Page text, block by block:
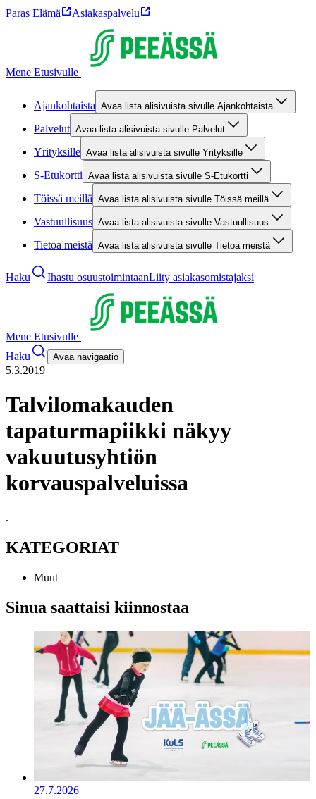
Paras Elämä Asiakaspalvelu
Mene Etusivulle
Ajankohtaista Avaa lista alisivuista sivulle Ajankohtaista
Palvelut Avaa lista alisivuista sivulle Palvelut
Yrityksille Avaa lista alisivuista sivulle Yrityksille
S-Etukortti Avaa lista alisivuista sivulle S-Etukortti
Töissä meillä Avaa lista alisivuista sivulle Töissä meillä
Vastuullisuus Avaa lista alisivuista sivulle Vastuullisuus
Tietoa meistä Avaa lista alisivuista sivulle Tietoa meistä
Haku Ihastu osuustoimintaanLiity asiakasomistajaksi
Mene Etusivulle
Haku
Avaa navigaatio
5.3.2019
Talvilomakauden
tapaturmapiikki näkyy
vakuutusyhtiön
korvauspalveluissa
.
KATEGORIAT
Muut
Sinua saattaisi kiinnostaa
27.7.2026